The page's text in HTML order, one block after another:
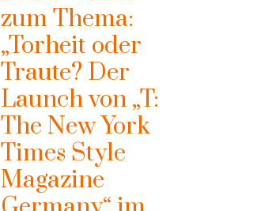
zum Thema:
„Torheit oder
Traute? Der
Launch von „T:
The New York
Times Style
Magazine